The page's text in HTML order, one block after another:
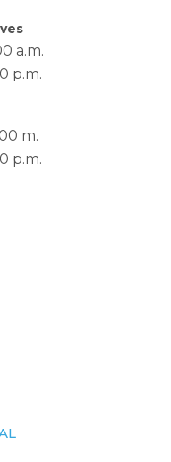
a.m.
p.m.
m.
p.m.